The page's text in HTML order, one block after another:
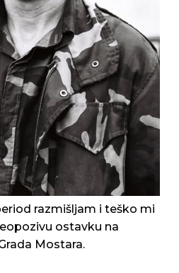
razmišljam i teško mi
ostavku na
Mostara.